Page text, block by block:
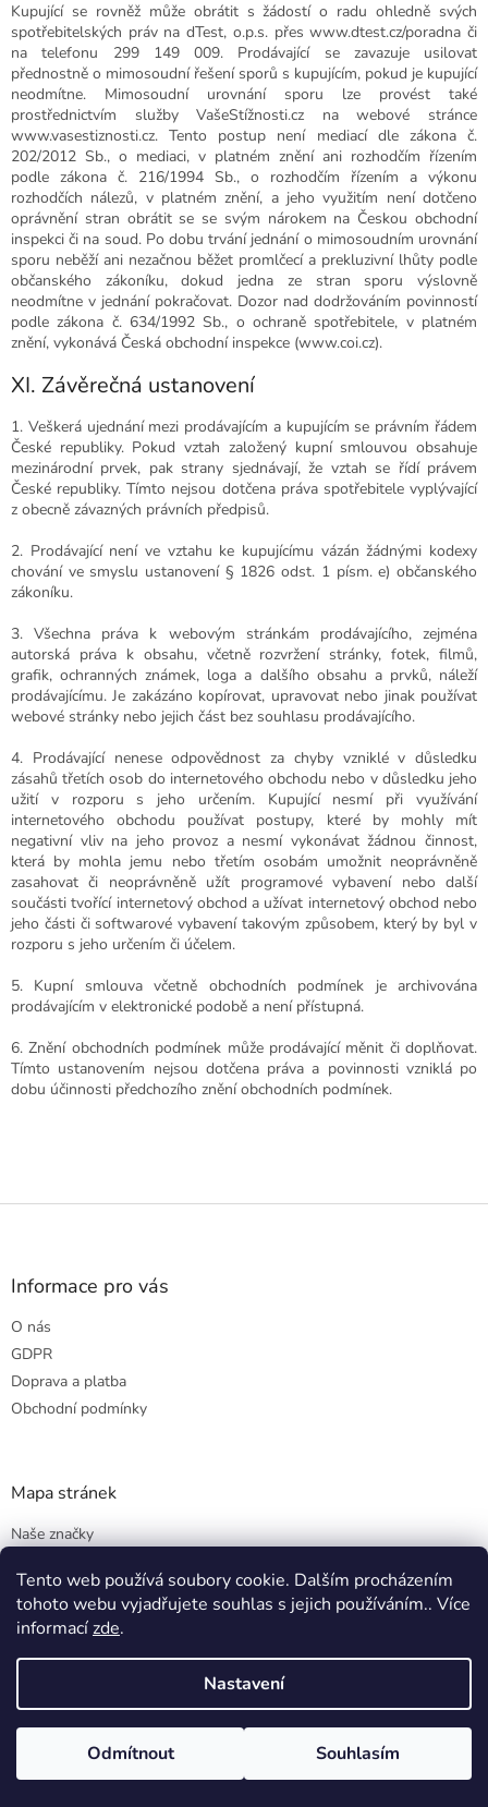
Tento web používá soubory cookie. Dalším procházením
tohoto webu vyjadřujete souhlas s jejich používáním.. Více
informacízde.
Nastavení
Odmítnout Souhlasím
Kupující se rovněž může obrátit s žádostí o radu ohledně svých
spotřebitelských práv na dTest, o.p.s. přes www.dtest.cz/poradna či
na telefonu 299 149 009. Prodávající se zavazuje usilovat
přednostně o mimosoudní řešení sporů s kupujícím, pokud je kupující
neodmítne. Mimosoudní urovnání sporu lze provést také
prostřednictvím služby VašeStížnosti.cz na webové stránce
www.vasestiznosti.cz. Tento postup není mediací dle zákona č.
202/2012 Sb., o mediaci, v platném znění ani rozhodčím řízením
podle zákona č. 216/1994 Sb., o rozhodčím řízením a výkonu
rozhodčích nálezů, v platném znění, a jeho využitím není dotčeno
oprávnění stran obrátit se se svým nárokem na Českou obchodní
inspekci či na soud. Po dobu trvání jednání o mimosoudním urovnání
sporu neběží ani nezačnou běžet promlčecí a prekluzivní lhůty podle
občanského zákoníku, dokud jedna ze stran sporu výslovně
neodmítne v jednání pokračovat. Dozor nad dodržováním povinností
podle zákona č. 634/1992 Sb., o ochraně spotřebitele, v platném
znění, vykonává Česká obchodní inspekce (www.coi.cz).
XI. Závěrečná ustanovení
1. Veškerá ujednání mezi prodávajícím a kupujícím se právním řádem
České republiky. Pokud vztah založený kupní smlouvou obsahuje
mezinárodní prvek, pak strany sjednávají, že vztah se řídí právem
České republiky. Tímto nejsou dotčena práva spotřebitele vyplývající
z obecně závazných právních předpisů.
2. Prodávající není ve vztahu ke kupujícímu vázán žádnými kodexy
chování ve smyslu ustanovení § 1826 odst. 1 písm. e) občanského
zákoníku.
3. Všechna práva k webovým stránkám prodávajícího, zejména
autorská práva k obsahu, včetně rozvržení stránky, fotek, filmů,
grafik, ochranných známek, loga a dalšího obsahu a prvků, náleží
prodávajícímu. Je zakázáno kopírovat, upravovat nebo jinak používat
webové stránky nebo jejich část bez souhlasu prodávajícího.
4. Prodávající nenese odpovědnost za chyby vzniklé v důsledku
zásahů třetích osob do internetového obchodu nebo v důsledku jeho
užití v rozporu s jeho určením. Kupující nesmí při využívání
internetového obchodu používat postupy, které by mohly mít
negativní vliv na jeho provoz a nesmí vykonávat žádnou činnost,
která by mohla jemu nebo třetím osobám umožnit neoprávněně
zasahovat či neoprávněně užít programové vybavení nebo další
součásti tvořící internetový obchod a užívat internetový obchod nebo
jeho části či softwarové vybavení takovým způsobem, který by byl v
rozporu s jeho určením či účelem.
5. Kupní smlouva včetně obchodních podmínek je archivována
prodávajícím v elektronické podobě a není přístupná.
6. Znění obchodních podmínek může prodávající měnit či doplňovat.
Tímto ustanovením nejsou dotčena práva a povinnosti vzniklá po
dobu účinnosti předchozího znění obchodních podmínek.
Z
Informace pro vás
O nás
GDPR
Doprava a platba
Obchodní podmínky
Mapa stránek
Naše značky
- Furninova
- Gessi